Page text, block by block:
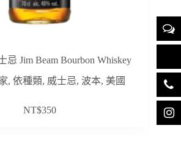
忌 Jim Beam Bourbon Whiskey
,依種類, 威士忌, 波本, 美國
NT$350